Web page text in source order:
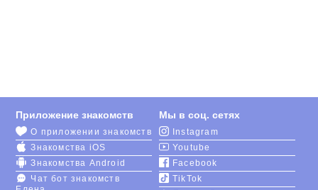
общения: видео-звонки, онлайн-чаты, игра
« Симпатии».
Портал не ограничивает абонентов по
длительности диалога – вы можете
Приложение знакомств
О приложении знакомств
Знакомства iOS
Знакомства Android
Чат бот знакомств
Мы в соц. сетях
Instagram
Youtube
Facebook
TikTok